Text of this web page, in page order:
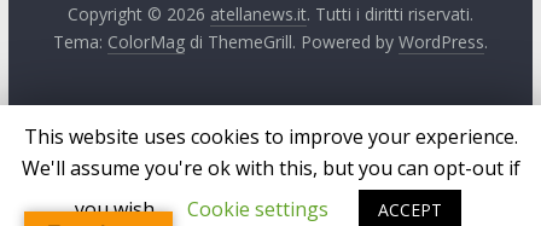
Copyright © 2026 atellanews.it. Tutti i diritti riservati.
Tema: ColorMagdi ThemeGrill. Powered by WordPress.
This website uses cookies to improve your experience.
We'll assume you're ok with this, but you can opt-out if
you wish.
Cookie settings ACCEPT